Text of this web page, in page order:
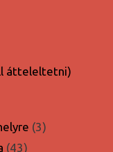
átteleltetni)
33
4343